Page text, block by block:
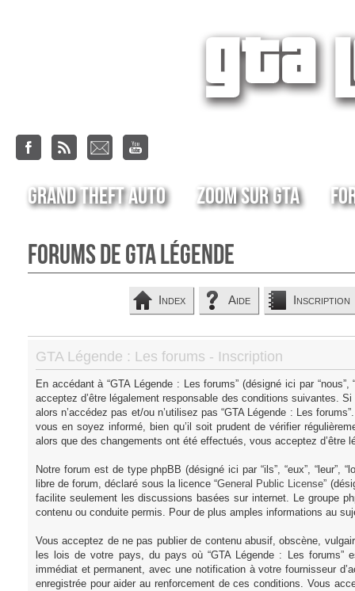
Grand Theft Auto Zoom sur GTA
Forums de GTA Légende
Index Aide Inscription
GTA Légende : Les forums - Inscription
En accédant à “GTA Légende : Les forums” (désigné ici par
acceptez d’être légalement responsable des conditions suivantes.
alors n’accédez pas et/ou n’utilisez pas “GTA Légende : Les
vous en soyez informé, bien qu’il soit prudent de vérifier
alors que des changements ont été effectués, vous acceptez
Notre forum est de type phpBB (désigné ici par “ils”, “eux”, “leur”,
libre de forum, déclaré sous la licence “General Public License”
facilite seulement les discussions basées sur internet. Le groupe
contenu ou conduite permis. Pour de plus amples informations au
Vous acceptez de ne pas publier de contenu abusif, obscène,
les lois de votre pays, du pays où “GTA Légende : Les
immédiat et permanent, avec une notification à votre fournisseur
enregistrée pour aider au renforcement de ces conditions. Vous